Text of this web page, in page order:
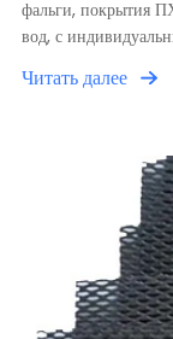
фальги, покрытия
вод, с
Читать далее